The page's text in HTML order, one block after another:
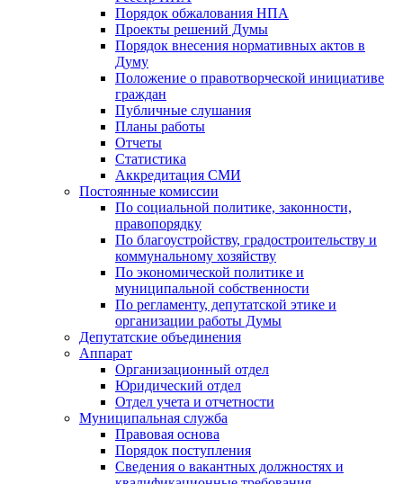
Порядок обжалования НПА
Проекты решений Думы
Порядок внесения нормативных актов в
Думу
Положение о правотворческой инициативе
граждан
Публичные слушания
Планы работы
Отчеты
Статистика
Аккредитация СМИ
Постоянные комиссии
По социальной политике, законности,
правопорядку
По благоустройству, градостроительству и
коммунальному хозяйству
По экономической политике и
муниципальной собственности
По регламенту, депутатской этике и
организации работы Думы
Депутатские объединения
Аппарат
Организационный отдел
Юридический отдел
Отдел учета и отчетности
Муниципальная служба
Правовая основа
Порядок поступления
Сведения о вакантных должностях и